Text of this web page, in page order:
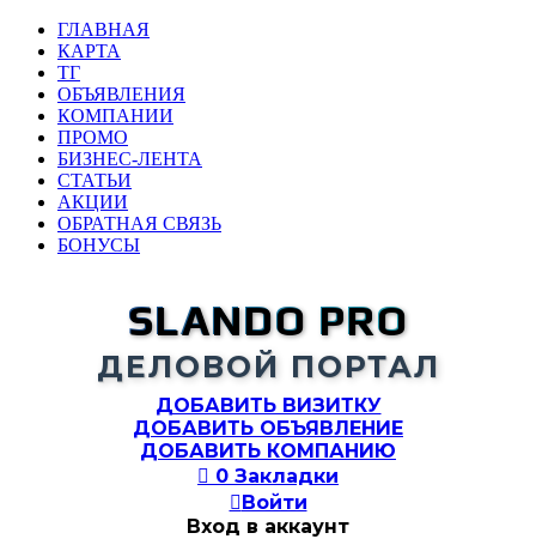
ГЛАВНАЯ
КАРТА
ТГ
ОБЪЯВЛЕНИЯ
КОМПАНИИ
ПРОМО
БИЗНЕС-ЛЕНТА
СТАТЬИ
АКЦИИ
ОБРАТНАЯ СВЯЗЬ
БОНУСЫ
SLANDO PRO
ДЕЛОВОЙ ПОРТАЛ
ДОБАВИТЬ ВИЗИТКУ
ДОБАВИТЬ ОБЪЯВЛЕНИЕ
ДОБАВИТЬ КОМПАНИЮ
 0 Закладки
Войти
Вход в аккаунт